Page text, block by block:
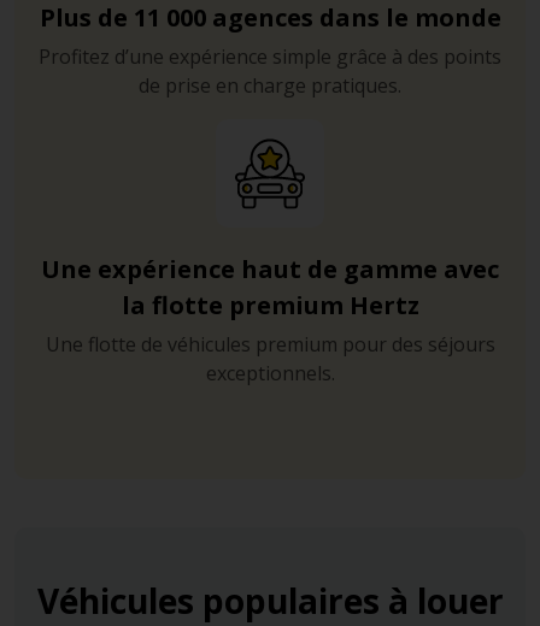
Plus de 11 000 agences dans le monde
Profitez d’une expérience simple grâce à des points
de prise en charge pratiques.
Une expérience haut de gamme avec
la flotte premium Hertz
Une flotte de véhicules premium pour des séjours
exceptionnels.
Véhicules populaires à louer